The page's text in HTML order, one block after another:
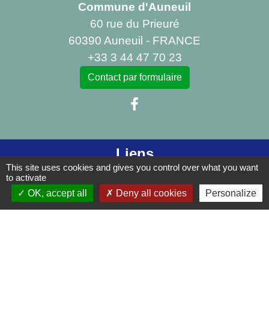
Commune d'Auneuil
60 rue du Prieuré
60390 Auneuil - FRANCE
+33 3 44 47 70 23
Contact par formulaire
Liens
Centre Social Rural La Canopée
Bibliothèque d'Auneuil
This site uses cookies and gives you control over what you want
to activate
OK, accept all
Deny all cookies Personalize